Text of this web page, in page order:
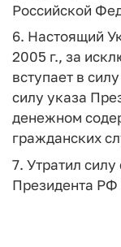
Российской
6. Настоящий
2005 г., за
вступает в
силу указа
денежном
гражданских
7. Утратил силу
Президента РФ